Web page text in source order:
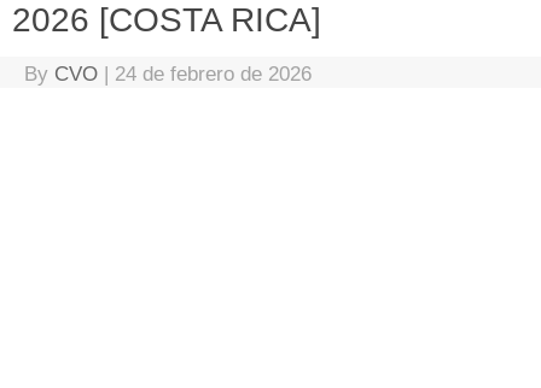
2026 [COSTA RICA]
By CVO | 24 de febrero de 2026